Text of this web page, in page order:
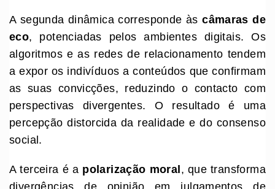
A segunda dinâmica corresponde àscâmaras de
eco, potenciadas pelos ambientes digitais. Os
algoritmos e as redes de relacionamento tendem
a expor os indivíduos a conteúdos que confirmam
as suas convicções, reduzindo o contacto com
perspectivas divergentes. O resultado é uma
percepção distorcida da realidade e do consenso
social.
A terceira é a polarização moral , que transforma